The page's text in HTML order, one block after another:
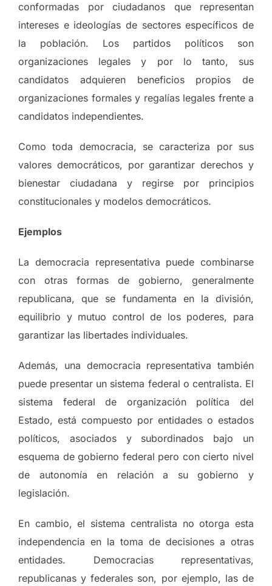
conformadas por ciudadanos que representan
intereses e ideologías de sectores específicos de
la población. Los partidos políticos son
organizaciones legales y por lo tanto, sus
candidatos adquieren beneficios propios de
organizaciones formales y regalías legales frente a
candidatos independientes.
Como toda democracia, se caracteriza por sus
valores democráticos, por garantizar derechos y
bienestar ciudadana y regirse por principios
constitucionales y modelos democráticos.
Ejemplos
La democracia representativa puede combinarse
con otras formas de gobierno, generalmente
republicana, que se fundamenta en la división,
equilibrio y mutuo control de los poderes, para
garantizar las libertades individuales.
Además, una democracia representativa también
puede presentar un sistema federal o centralista. El
sistema federal de organización política del
Estado, está compuesto por entidades o estados
políticos, asociados y subordinados bajo un
esquema de gobierno federal pero con cierto nivel
de autonomía en relación a su gobierno y
legislación.
En cambio, el sistema centralista no otorga esta
independencia en la toma de decisiones a otras
entidades. Democracias representativas,
republicanas y federales son, por ejemplo, las de